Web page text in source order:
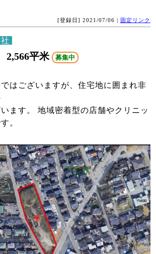
[登録日] 2021/07/06 | 固定リンク
2,566平米 募集中
はございますが、住宅地に囲まれ非
ます。 地域密着型の店舗やクリニッ
。